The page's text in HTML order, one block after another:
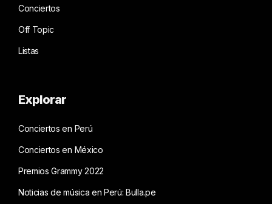
Conciertos
Off Topic
Listas
Explorar
Conciertos en Perú
Conciertos en México
Premios Grammy 2022
Noticias de música en Perú: Bulla.pe